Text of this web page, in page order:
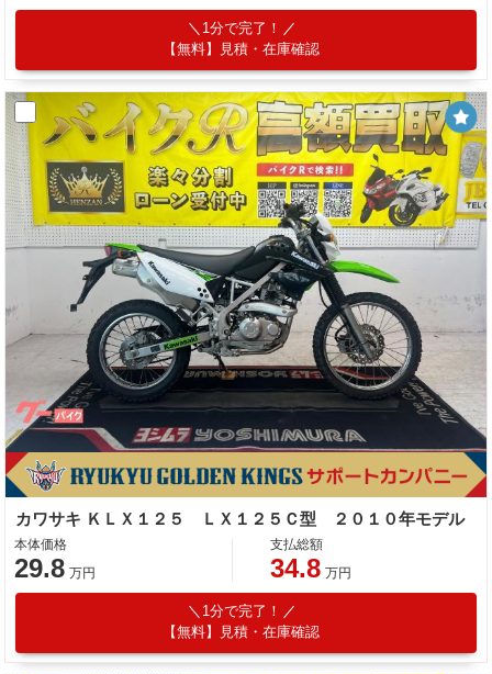
1分で完了！
【無料】見積・在庫確認
カワサキ ＫＬＸ１２５ ＬＸ１２５Ｃ型 ２０１０年モデル
本体価格
29.8 万円
支払総額
34.8 万円
1分で完了！
【無料】見積・在庫確認